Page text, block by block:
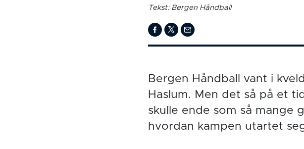
Tekst: Bergen Håndball
Bergen Håndball vant i
Haslum. Men det så på et
skulle ende som så mange
hvordan kampen utartet